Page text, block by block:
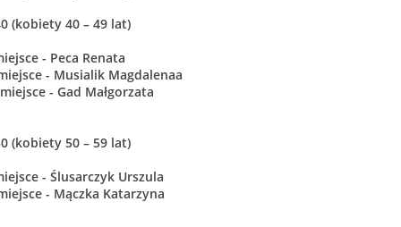
(kobiety 40 – 49 lat)
- Peca Renata
- Musialik Magdalenaa
- Gad Małgorzata
(kobiety 50 – 59 lat)
- Ślusarczyk Urszula
- Mączka Katarzyna